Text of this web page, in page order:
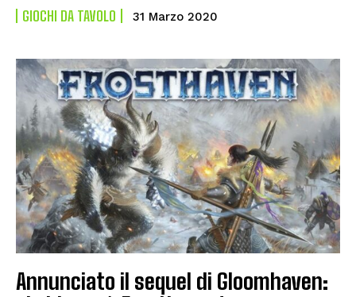
GIOCHI DA TAVOLO 31 Marzo 2020
Annunciato il sequel di Gloomhaven: